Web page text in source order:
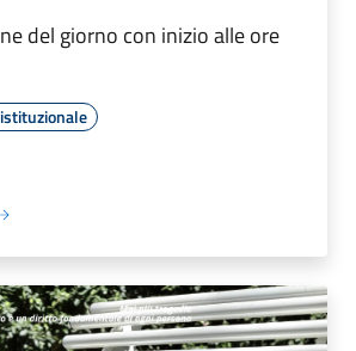
del giorno con inizio alle ore